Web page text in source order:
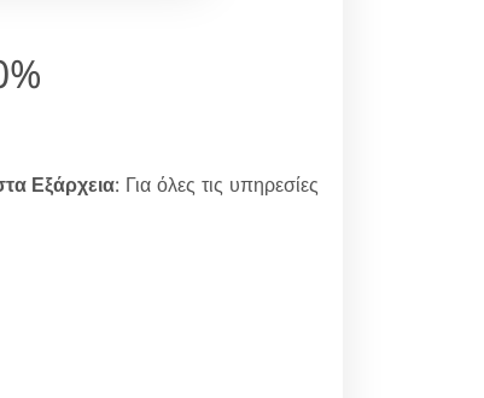
Εξάρχεια: Για όλες τις υπηρεσίες